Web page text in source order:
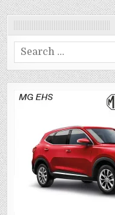
Search
for: